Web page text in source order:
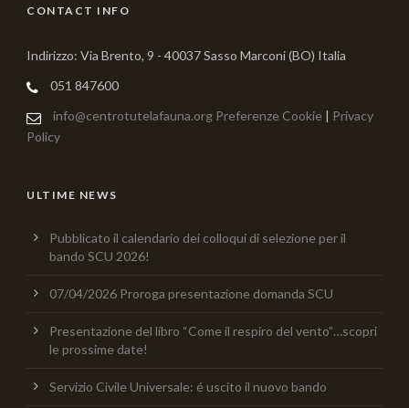
CONTACT INFO
Indirizzo: Via Brento, 9 - 40037 Sasso Marconi (BO) Italia
051 847600
info@centrotutelafauna.org Preferenze Cookie | Privacy
Policy
ULTIME NEWS
Pubblicato il calendario dei colloqui di selezione per il
bando SCU 2026!
07/04/2026 Proroga presentazione domanda SCU
Presentazione del libro “Come il respiro del vento”…scopri
le prossime date!
Servizio Civile Universale: é uscito il nuovo bando